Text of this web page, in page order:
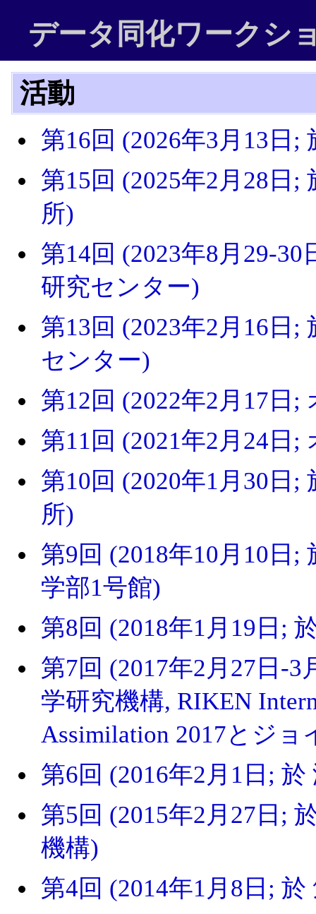
データ同化ワークシ
活動
第16回 (2026年3月13日;
第15回 (2025年2月28日
所)
第14回 (2023年8月29-
研究センター)
第13回 (2023年2月16日
センター)
第12回 (2022年2月17日;
第11回 (2021年2月24日;
第10回 (2020年1月30日
所)
第9回 (2018年10月10日
学部1号館)
第8回 (2018年1月19日;
第7回 (2017年2月27日-
学研究機構, RIKEN
Assimilation 2017とジョ
第6回 (2016年2月1日;
第5回 (2015年2月27日;
機構)
第4回 (2014年1月8日; 於